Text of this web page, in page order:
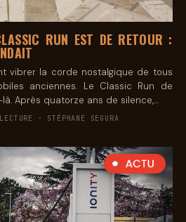
RUN EST DE RETOUR :
vibrer la corde nostalgique de tous
anciennes. Le Classic Run de
Après quatorze ans de silence,…
· STÉPHANE SEGURA